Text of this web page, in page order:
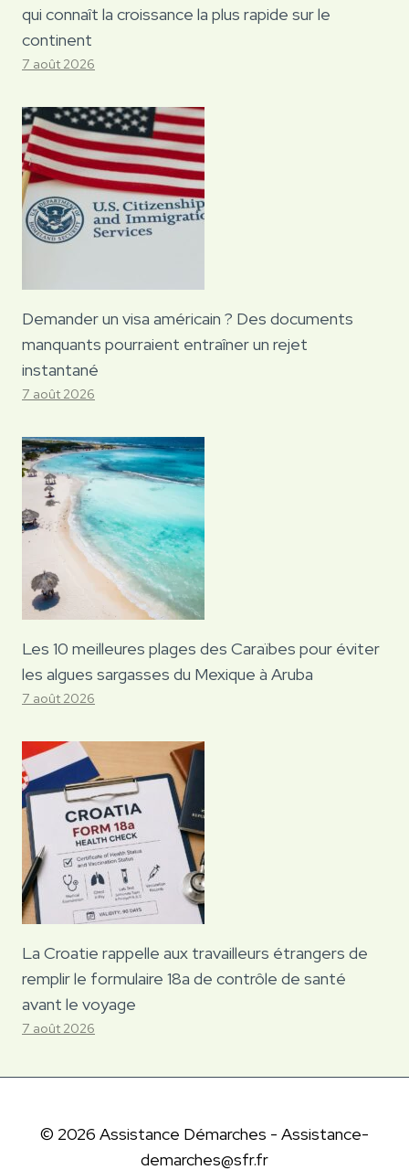
qui connaît la croissance la plus rapide sur le
continent
7 août 2026
Demander un visa américain ? Des documents
manquants pourraient entraîner un rejet
instantané
7 août 2026
Les 10 meilleures plages des Caraïbes pour éviter
les algues sargasses du Mexique à Aruba
7 août 2026
La Croatie rappelle aux travailleurs étrangers de
remplir le formulaire 18a de contrôle de santé
avant le voyage
7 août 2026
© 2026 Assistance Démarches - Assistance-
demarches@sfr.fr